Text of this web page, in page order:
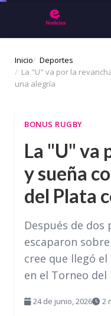
Inicio
Deportes
La "U" va por la
una alegría
BONUS RUGBY
La "U" va
y sueña
del Plata
Después de dos
escaparon
cree que llegó
en el Torneo
24 de junio, 2026 2